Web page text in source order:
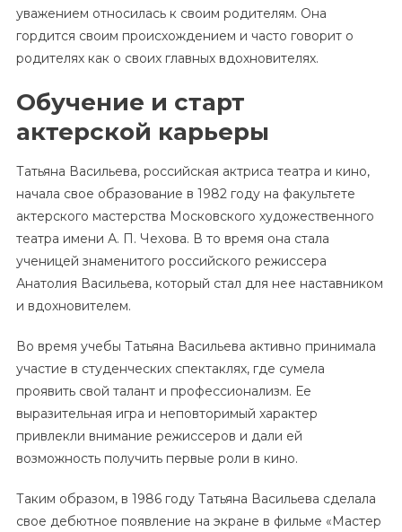
уважением относилась к своим родителям. Она
гордится своим происхождением и часто говорит о
родителях как о своих главных вдохновителях.
Обучение и старт
актерской карьеры
Татьяна Васильева, российская актриса театра и кино,
начала свое образование в 1982 году на факультете
актерского мастерства Московского художественного
театра имени А. П. Чехова. В то время она стала
ученицей знаменитого российского режиссера
Анатолия Васильева, который стал для нее наставником
и вдохновителем.
Во время учебы Татьяна Васильева активно принимала
участие в студенческих спектаклях, где сумела
проявить свой талант и профессионализм. Ее
выразительная игра и неповторимый характер
привлекли внимание режиссеров и дали ей
возможность получить первые роли в кино.
Таким образом, в 1986 году Татьяна Васильева сделала
свое дебютное появление на экране в фильме «Мастер